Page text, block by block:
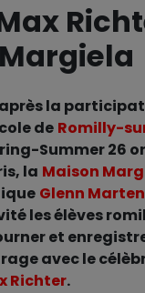
la
de Romilly-
Summer 26
la Maison
Glenn
les élèves
et
avec le
Richter.